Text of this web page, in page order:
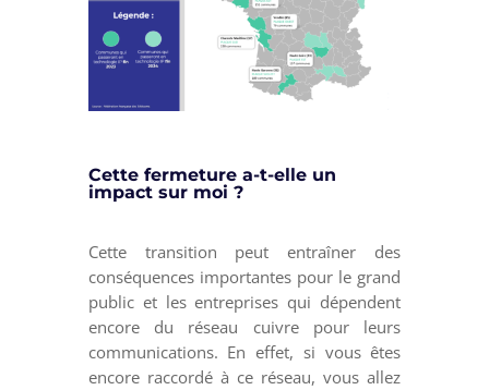
Cette fermeture a-t-elle un
impact sur moi ?
Cette transition peut entraîner des
conséquences importantes pour le grand
public et les entreprises qui dépendent
encore du réseau cuivre pour leurs
communications. En effet, si vous êtes
encore raccordé à ce réseau, vous allez